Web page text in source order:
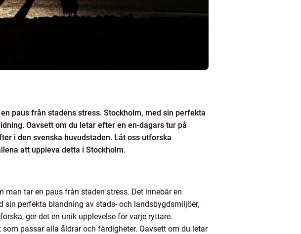
paus från stadens stress. Stockholm, med sin perfekta
Oavsett om du letar efter en en-dagars tur på
i den svenska huvudstaden. Låt oss utforska
att uppleva detta i Stockholm.
tar en paus från staden stress. Det innebär en
perfekta blandning av stads- och landsbygdsmiljöer,
ger det en unik upplevelse för varje ryttare.
passar alla åldrar och färdigheter. Oavsett om du letar